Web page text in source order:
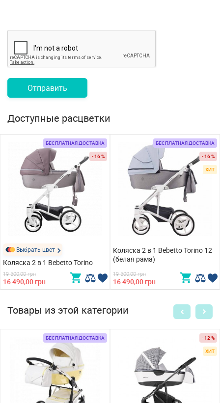
Отправить
Доступные расцветки
БЕСПЛАТНАЯ ДОСТАВКА
- 16 %
Выбрать цвет
Коляска 2 в 1 Bebetto Torino
19 500,00 грн
16 490,00 грн
БЕСПЛАТНАЯ ДОСТАВКА
- 16 %
ХИТ
Коляска 2 в 1 Bebetto Torino 12
(белая рама)
19 500,00 грн
16 490,00 грн
Товары из этой категории
БЕСПЛАТНАЯ ДОСТАВКА
- 12 %
ХИТ